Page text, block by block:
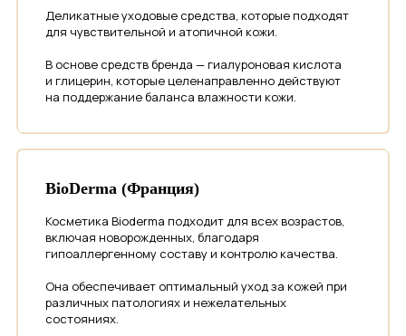
Деликатные уходовые средства, которые подходят
для чувствительной и атопичной кожи.
В основе средств бренда — гиалуроновая кислота
и глицерин, которые целенаправленно действуют
на поддержание баланса влажности кожи.
BioDerma (Франция)
Косметика Bioderma подходит для всех возрастов,
включая новорожденных, благодаря
гипоаллергенному составу и контролю качества.
Она обеспечивает оптимальный уход за кожей при
различных патологиях и нежелательных
состояниях.
Оставьте заявку на средства
для домашнего ухода!
Мы свяжемся с вами, чтобы
проконсультировать по наличию
средств и оформить заказ.